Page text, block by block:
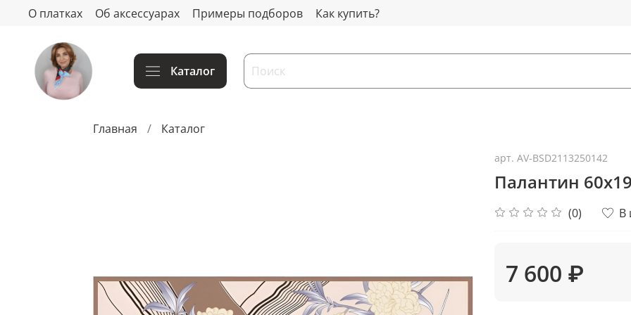
О платках Об аксессуарах Примеры подборов Как купить?
Каталог
Главная Каталог
арт. AV-BSD2113250142
Палантин
(0) В
7 600 ₽